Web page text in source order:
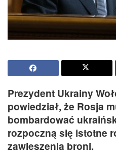
Prezydent Ukrainy
powiedział, że Rosja
bombardować
rozpoczną się istotne
zawieszenia broni.